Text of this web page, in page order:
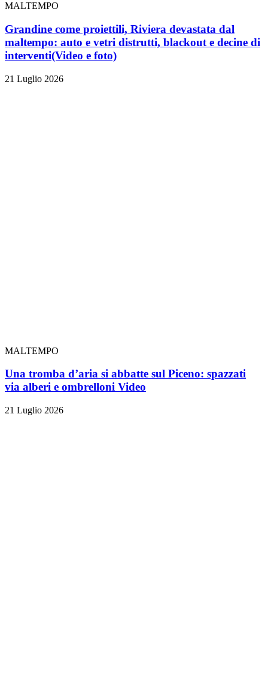
MALTEMPO
Grandine come proiettili, Riviera devastata dal
maltempo: auto e vetri distrutti, blackout e decine di
interventi(Video e foto)
21 Luglio 2026
MALTEMPO
Una tromba d’aria si abbatte sul Piceno: spazzati
via alberi e ombrelloni Video
21 Luglio 2026